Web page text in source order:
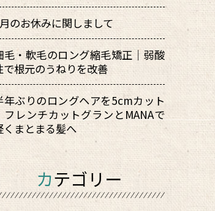
のお休みに関しまして
毛・軟毛のロング縮毛矯正｜弱酸
で根元のうねりを改善
年ぶりのロングヘアを5cmカット
フレンチカットグランとMANAで
くまとまる髪へ
カテゴリー